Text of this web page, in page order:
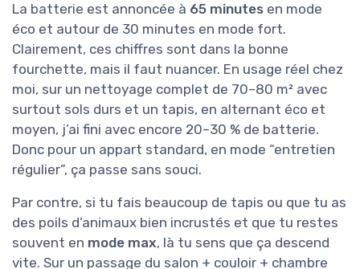
La batterie est annoncée à 65 minutes en mode
éco et autour de 30 minutes en mode fort.
Clairement, ces chiffres sont dans la bonne
fourchette, mais il faut nuancer. En usage réel chez
moi, sur un nettoyage complet de 70–80 m² avec
surtout sols durs et un tapis, en alternant éco et
moyen, j’ai fini avec encore 20–30 % de batterie.
Donc pour un appart standard, en mode “entretien
régulier”, ça passe sans souci.
Par contre, si tu fais beaucoup de tapis ou que tu as
des poils d’animaux bien incrustés et que tu restes
souvent en mode max, là tu sens que ça descend
vite. Sur un passage du salon + couloir + chambre